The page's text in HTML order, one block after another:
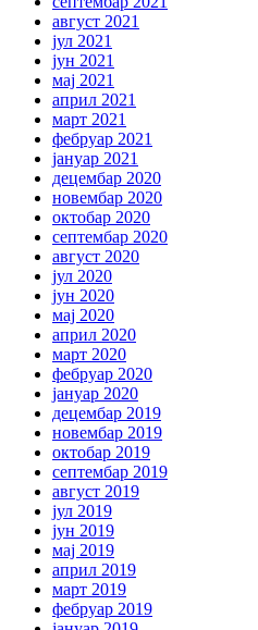
август 2021
јул 2021
јун 2021
мај 2021
април 2021
март 2021
фебруар 2021
јануар 2021
децембар 2020
новембар 2020
октобар 2020
септембар 2020
август 2020
јул 2020
јун 2020
мај 2020
април 2020
март 2020
фебруар 2020
јануар 2020
децембар 2019
новембар 2019
октобар 2019
септембар 2019
август 2019
јул 2019
јун 2019
мај 2019
април 2019
март 2019
фебруар 2019